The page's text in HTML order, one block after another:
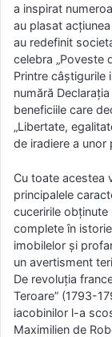
a inspirat
au plasat
au redefinit
celebra „Poveste
Printre câştigurile
numără
beneficiile care
„Libertate,
de iradiere a unor
Cu toate acestea
principalele
cuceririle
complete în
imobilelor şi
un avertisment
De revoluţia
Teroare” (1793-
iacobinilor l-a
Maximilien de